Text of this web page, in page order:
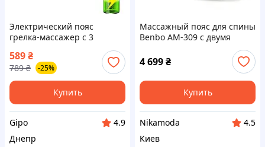
Электрический пояс
грелка-массажер с 3
режимами массажа /
портативное средство для
снятия боли и спазмов
589₴
789 ₴ -25%
Купить
Gipo
4.9
Днепр
Массажный пояс для спины
Benbo AM-309 с двумя
подогревом
4 699₴
Купить
Nikamoda
4.5
Киев